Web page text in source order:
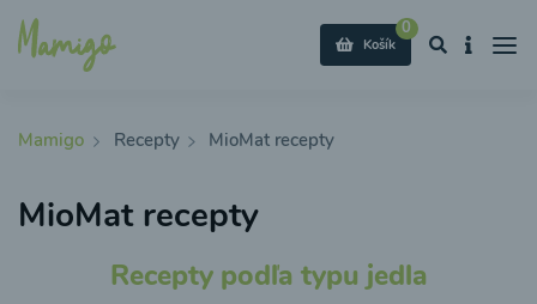
0
Košík
Mamigo Recepty MioMat recepty
MioMat recepty
Recepty podľa typu jedla